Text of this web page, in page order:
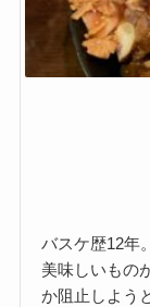
バスケ歴12年
美味しいもの
か阻止しよう